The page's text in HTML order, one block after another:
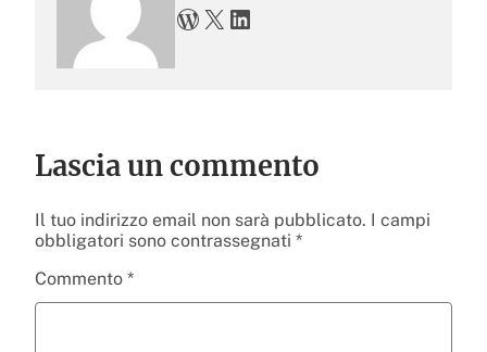
WordPress X LinkedIn
Lascia un commento
Il tuo indirizzo email non sarà pubblicato. I campi
obbligatori sono contrassegnati *
Commento *